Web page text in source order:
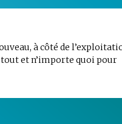
à côté de
et n’importe quoi pour